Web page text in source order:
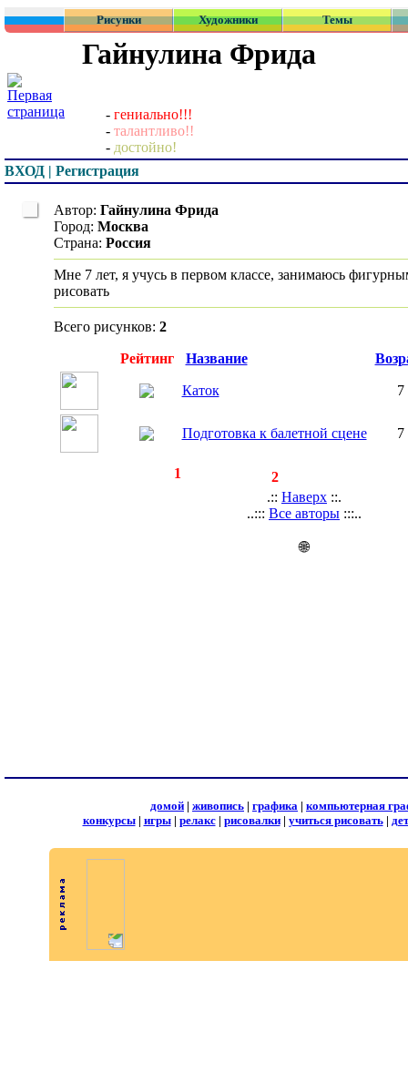
Рисунки Художники Темы
Гайнулина Фрида
- гениально!!!
- талантливо!!
- достойно!
ВХОД | Регистрация
Автор: Гайнулина Фрида
Город: Москва
Страна: Россия
Мне 7 лет, я учусь в первом классе, занимаюсь
рисовать
Всего рисунков: 2
Рейтинг Название
Каток 7
Подготовка к балетной сцене 7
1
2
.:: Наверх ::.
..::: Все авторы :::..
🌐
домой | живопись | графика | компьютерная
конкурсы| игры| релакс| рисовалки| учиться рисовать|